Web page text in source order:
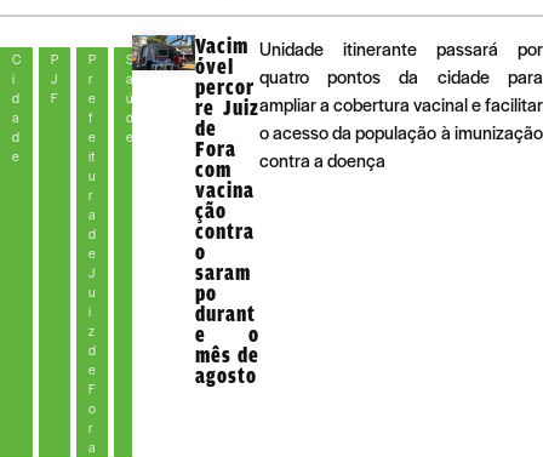
C
i
d
a
d
e
P
J
F
P
r
e
f
e
it
u
r
a
d
e
J
u
i
z
d
e
F
o
r
a
S
a
ú
d
e
Vacim
óvel
percor
re Juiz
de
Fora
com
vacina
ção
contra
o
saram
po
durant
e o
mês de
agosto
Unidade itinerante passará por
quatro pontos da cidade para
ampliar a cobertura vacinal e facilitar
o acesso da população à imunização
contra a doença